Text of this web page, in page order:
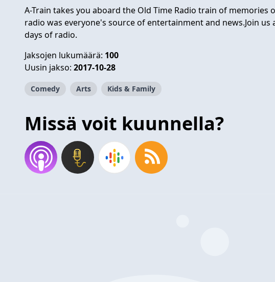
A-Train takes you aboard the Old Time Radio train of memories
radio was everyone's source of entertainment and news.Join us
days of radio.
Jaksojen lukumäärä: 100
Uusin jakso: 2017-10-28
Comedy Arts Kids & Family
Missä voit kuunnella?